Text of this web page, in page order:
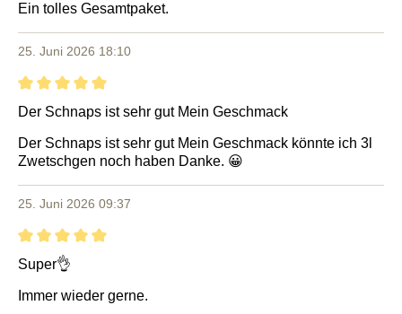
Ein tolles Gesamtpaket.
25. Juni 2026 18:10
Bewertung mit 5 von 5 Sternen
Der Schnaps ist sehr gut Mein Geschmack
Der Schnaps ist sehr gut Mein Geschmack könnte ich 3l
Zwetschgen noch haben Danke. 😀
25. Juni 2026 09:37
Bewertung mit 5 von 5 Sternen
Super👌
Immer wieder gerne.